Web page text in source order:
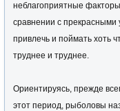
неблагоприятные
сравнении с
привлечь и поймать хоть
труднее и труднее.
Ориентируясь, прежде
этот период, рыболовы